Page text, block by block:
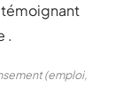
témoignant
.
(emploi,